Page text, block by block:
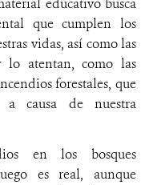
educativo busca
que cumplen los
vidas, así como las
lo atentan, como las
forestales, que
a causa de nuestra
en los bosques
es real, aunque